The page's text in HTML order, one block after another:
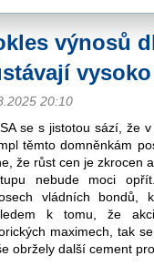
výnosů
vysoko
20:10
se s jistotou sází, že
těmto domněnkám
že růst cen je zkrocen
nebude moci
vládních bondů,
k tomu, že
maximech, tak
obržely další cement